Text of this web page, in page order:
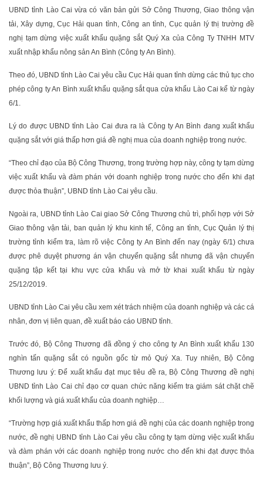
UBND tỉnh Lào Cai vừa có văn bản gửi Sở Công Thương, Giao thông vận
tải, Xây dựng, Cục Hải quan tỉnh, Công an tỉnh, Cục quản lý thị trường đề
nghị tạm dừng việc xuất khẩu quặng sắt Quý Xa của Công Ty TNHH MTV
xuất nhập khẩu nông sản An Bình (Công ty An Bình).
Theo đó, UBND tỉnh Lào Cai yêu cầu Cục Hải quan tỉnh dừng các thủ tục cho
phép công ty An Bình xuất khẩu quặng sắt qua cửa khẩu Lào Cai kể từ ngày
6/1.
Lý do được UBND tỉnh Lào Cai đưa ra là Công ty An Bình đang xuất khẩu
quặng sắt với giá thấp hơn giá đề nghị mua của doanh nghiệp trong nước.
“Theo chỉ đạo của Bộ Công Thương, trong trường hợp này, công ty tạm dừng
việc xuất khẩu và đàm phán với doanh nghiệp trong nước cho đến khi đạt
được thỏa thuận”, UBND tỉnh Lào Cai yêu cầu.
Ngoài ra, UBND tỉnh Lào Cai giao Sở Công Thương chủ trì, phối hợp với Sở
Giao thông vận tải, ban quản lý khu kinh tế, Công an tỉnh, Cục Quản lý thị
trường tỉnh kiểm tra, làm rõ việc Công ty An Bình đến nay (ngày 6/1) chưa
được phê duyệt phương án vận chuyển quặng sắt nhưng đã vận chuyển
quặng tập kết tại khu vực cửa khẩu và mở tờ khai xuất khẩu từ ngày
25/12/2019.
UBND tỉnh Lào Cai yêu cầu xem xét trách nhiệm của doanh nghiệp và các cá
nhân, đơn vị liên quan, đề xuất báo cáo UBND tỉnh.
Trước đó, Bộ Công Thương đã đồng ý cho công ty An Bình xuất khẩu 130
nghìn tấn quặng sắt có nguồn gốc từ mỏ Quý Xa. Tuy nhiên, Bộ Công
Thương lưu ý: Để xuất khẩu đạt mục tiêu đề ra, Bộ Công Thương đề nghị
UBND tỉnh Lào Cai chỉ đạo cơ quan chức năng kiểm tra giám sát chặt chẽ
khối lượng và giá xuất khẩu của doanh nghiệp…
“Trường hợp giá xuất khẩu thấp hơn giá đề nghị của các doanh nghiệp trong
nước, đề nghị UBND tỉnh Lào Cai yêu cầu công ty tạm dừng việc xuất khẩu
và đàm phán với các doanh nghiệp trong nước cho đến khi đạt được thỏa
thuận”, Bộ Công Thương lưu ý.